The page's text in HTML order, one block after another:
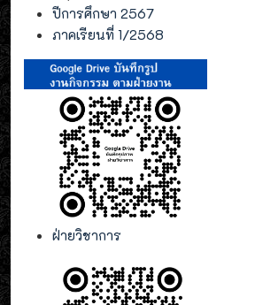
ปีการศึกษา 2567
ภาคเรียนที่ 1/2568
ฝ่ายวิชาการ